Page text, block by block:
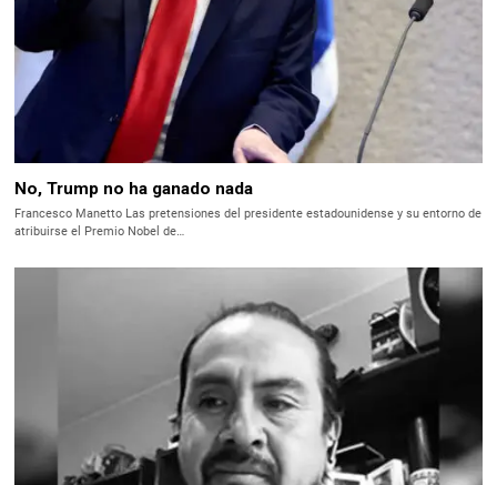
No, Trump no ha ganado nada
Francesco Manetto Las pretensiones del presidente estadounidense y su entorno de
atribuirse el Premio Nobel de…